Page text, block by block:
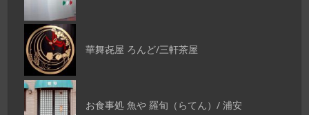
華舞㐂屋 ろんど/三軒茶屋
お食事処 魚や 羅旬（らてん）/ 浦安